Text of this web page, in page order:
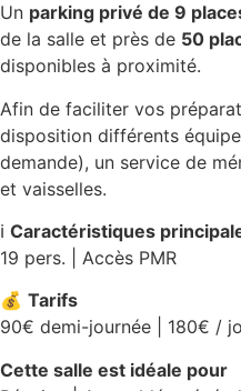
Un parking privé de 9
de la salle et près de 50
disponibles à proximité.
Afin de faciliter vos
disposition différents
demande), un service de
et vaisselles.
ℹ️ Caractéristiques
19 pers. | Accès PMR
💰 Tarifs
90€ demi-journée | 180€ /
Cette salle est idéale pour